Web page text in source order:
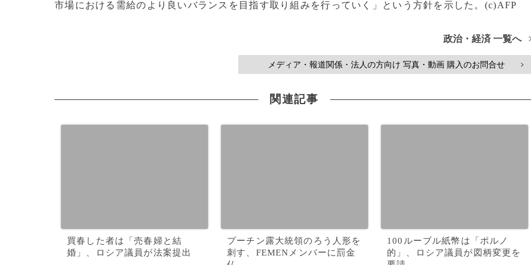
市場における需給のより良いバランスを目指す取り組みを行っていく」という方針を示した。(c)AFP
政治・経済 一覧へ
メディア・報道関係・法人の方向け 写真・動画 購入のお問合せ >
関連記事
買春した者は「売春婦と結
婚」、ロシア議員が法案提出
プーチン露大統領のろう人形を
刺す、FEMENメンバーに罰金
100ルーブル紙幣は「ポルノ
的」、ロシア議員が図柄変更を